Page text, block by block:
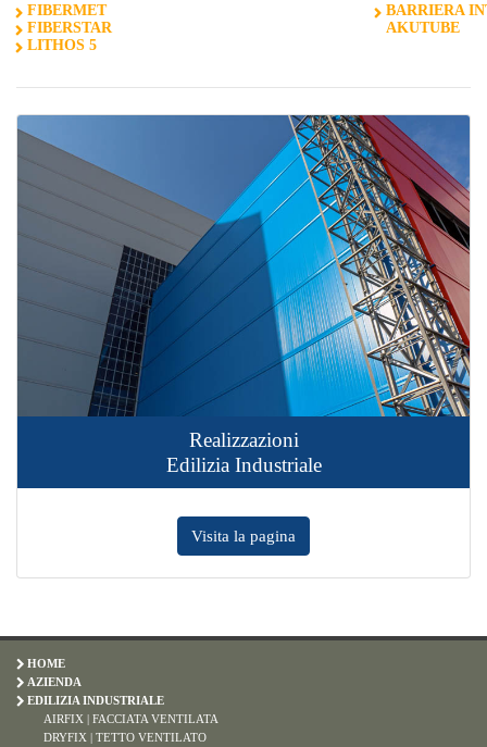
FIBERMET
FIBERSTAR
LITHOS 5
BARRIERA
AKUTUBE
Realizzazioni
Edilizia Industriale
HOME
AZIENDA
EDILIZIA INDUSTRIALE
AIRFIX | FACCIATA VENTILATA
DRYFIX | TETTO VENTILATO